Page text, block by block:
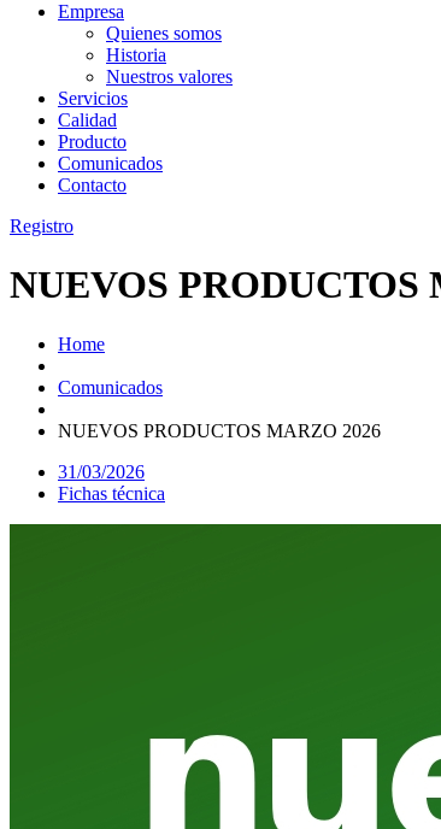
Empresa
Quienes somos
Historia
Nuestros valores
Servicios
Calidad
Producto
Comunicados
Contacto
Registro
NUEVOS PRODUCTOS
Home
Comunicados
NUEVOS PRODUCTOS MARZO 2026
31/03/2026
Fichas técnica